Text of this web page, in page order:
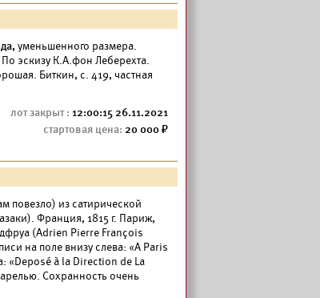
уменьшенного размера.
эскизу К.А.фон Леберехта.
Биткин, с. 419, частная
12:00:15 26.11.2021
20 000
повезло) из сатирической
Франция, 1815 г. Париж,
(Adrien Pierre François
на поле внизу слева: «A Paris
«Deposé à la Direction de La
Сохранность очень